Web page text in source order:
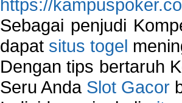
https://
Sebagai penjudi
dapat situs togel
Dengan tips bertaruh
Seru Anda Slot Gacor